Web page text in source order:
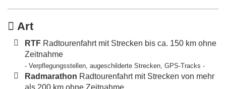
Art
RTF Radtourenfahrt mit Strecken bis ca. 150 km ohne
Zeitnahme
- Verpflegungsstellen, augeschilderte Strecken, GPS-Tracks -
Radmarathon Radtourenfahrt mit Strecken von mehr
als 200 km ohne Zeitnahme